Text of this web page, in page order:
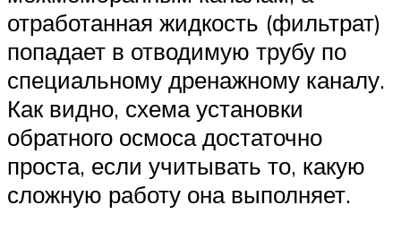
отработанная жидкость (фильтрат)
попадает в отводимую трубу по
специальному дренажному каналу.
Как видно, схема установки
обратного осмоса достаточно
проста, если учитывать то, какую
сложную работу она выполняет.